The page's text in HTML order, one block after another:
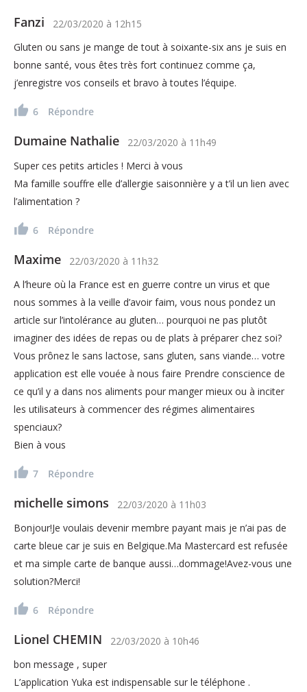
Fanzi 22/03/2020 à 12h15
Gluten ou sans je mange de tout à soixante-six ans je suis en
bonne santé, vous êtes très fort continuez comme ça,
j’enregistre vos conseils et bravo à toutes l’équipe.
6 Répondre
Dumaine Nathalie 22/03/2020 à 11h49
Super ces petits articles ! Merci à vous
Ma famille souffre elle d’allergie saisonnière y a t’il un lien avec
l’alimentation ?
6 Répondre
Maxime 22/03/2020 à 11h32
A l’heure où la France est en guerre contre un virus et que
nous sommes à la veille d’avoir faim, vous nous pondez un
article sur l’intolérance au gluten… pourquoi ne pas plutôt
imaginer des idées de repas ou de plats à préparer chez soi?
Vous prônez le sans lactose, sans gluten, sans viande… votre
application est elle vouée à nous faire Prendre conscience de
ce qu’il y a dans nos aliments pour manger mieux ou à inciter
les utilisateurs à commencer des régimes alimentaires
spenciaux?
Bien à vous
7 Répondre
michelle simons 22/03/2020 à 11h03
Bonjour!Je voulais devenir membre payant mais je n’ai pas de
carte bleue car je suis en Belgique.Ma Mastercard est refusée
et ma simple carte de banque aussi…dommage!Avez-vous une
solution?Merci!
6 Répondre
Lionel CHEMIN 22/03/2020 à 10h46
bon message , super
L’application Yuka est indispensable sur le téléphone .